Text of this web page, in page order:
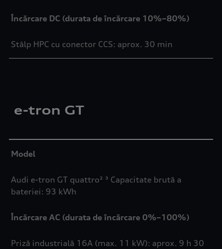
Încărcare DC (durata de încărcare 10%–80%)
Stâlp HPC cu conector CCS: aprox. 30 min
e-tron GT
Model
Audi e-tron GT quattro² ³ Capacitate brută a
bateriei: 93 kWh
Încărcare AC (durata de încărcare 0%–100%)
Priză industrială 16A (max. 11 kW): aprox. 9 h 30